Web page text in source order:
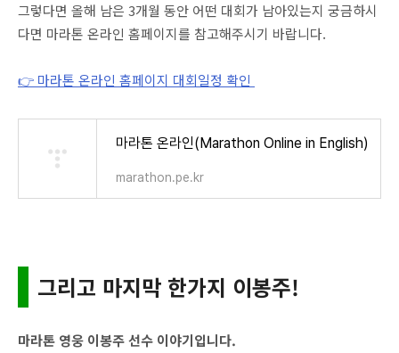
그렇다면 올해 남은 3개월 동안 어떤 대회가 남아있는지 궁금하시
다면 마라톤 온라인 홈페이지를 참고해주시기 바랍니다.
👉 마라톤 온라인 홈페이지 대회일정 확인
마라톤 온라인(Marathon Online in English)
marathon.pe.kr
그리고 마지막 한가지 이봉주!
마라톤 영웅 이봉주 선수 이야기입니다.